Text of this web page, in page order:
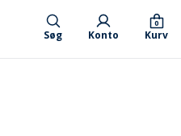
Søg Konto Kurv
0